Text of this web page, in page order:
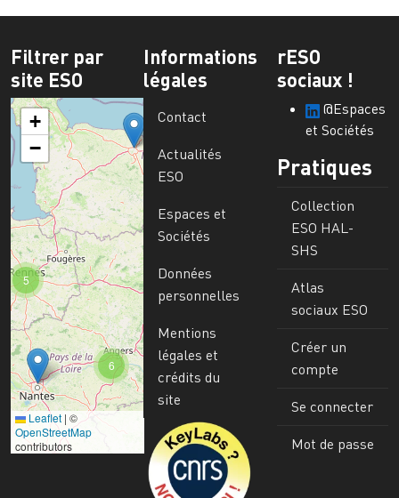
Filtrer par
site ESO
6
5
+
−
Leaflet | ©
OpenStreetMap
contributors
Informations
légales
Contact
Actualités
ESO
Espaces et
Sociétés
Données
personnelles
Mentions
légales et
crédits du
site
Image
rESO
sociaux !
@Espaces
et Sociétés
Pratiques
Collection
ESO HAL-
SHS
Atlas
sociaux ESO
Créer un
compte
Se connecter
Mot de passe